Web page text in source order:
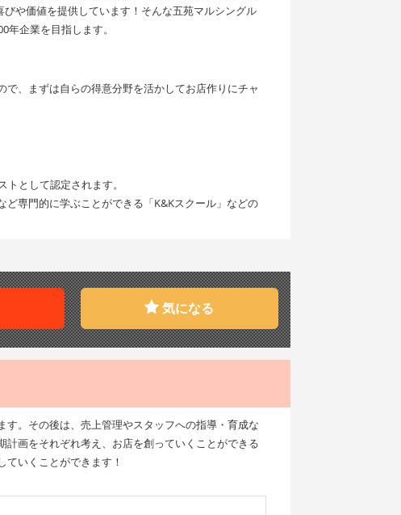
や価値を提供しています！そんな五苑マルシングル
企業を目指します。
、まずは自らの得意分野を活かしてお店作りにチャ
として認定されます。
専門的に学ぶことができる「K&Kスクール」などの
気になる
。その後は、売上管理やスタッフへの指導・育成な
画をそれぞれ考え、お店を創っていくことができる
いくことができます！